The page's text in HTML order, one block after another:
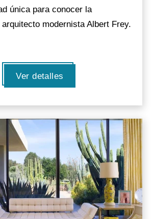
única para conocer la
modernista Albert Frey.
Ver detalles